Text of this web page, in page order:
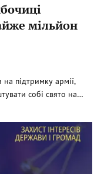
мільйон
підтримку армії,
собі свято на…